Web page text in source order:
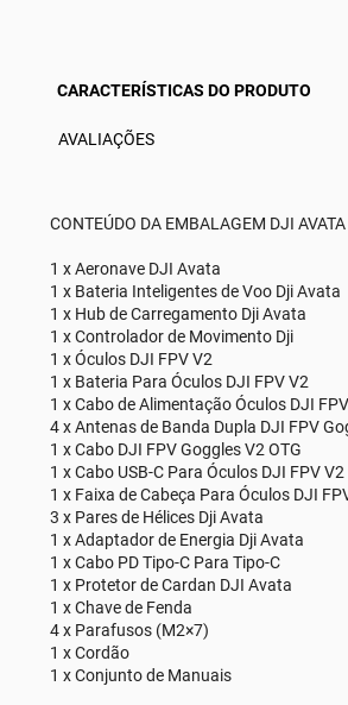
CARACTERÍSTICAS DO PRODUTO
AVALIAÇÕES
CONTEÚDO DA EMBALAGEM DJI
1 x Aeronave DJI Avata
1 x Bateria Inteligentes de Voo Dji Avata
1 x Hub de Carregamento Dji Avata
1 x Controlador de Movimento Dji
1 x Óculos DJI FPV V2
1 x Bateria Para Óculos DJI FPV V2
1 x Cabo de Alimentação Óculos DJI
4 x Antenas de Banda Dupla DJI FPV
1 x Cabo DJI FPV Goggles V2 OTG
1 x Cabo USB-C Para Óculos DJI FPV V2
1 x Faixa de Cabeça Para Óculos DJI
3 x Pares de Hélices Dji Avata
1 x Adaptador de Energia Dji Avata
1 x Cabo PD Tipo-C Para Tipo-C
1 x Protetor de Cardan DJI Avata
1 x Chave de Fenda
4 x Parafusos (M2×7)
1 x Cordão
1 x Conjunto de Manuais